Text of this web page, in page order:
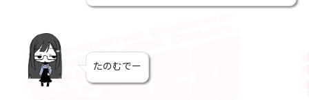
たのむでー